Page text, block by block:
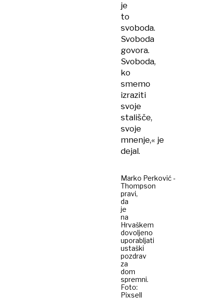
je
to
svoboda.
Svoboda
govora.
Svoboda,
ko
smemo
izraziti
svoje
stališče,
svoje
mnenje,« je
dejal.
Marko Perković -
Thompson
pravi,
da
je
na
Hrvaškem
dovoljeno
uporabljati
ustaški
pozdrav
za
dom
spremni.
Foto:
Pixsell